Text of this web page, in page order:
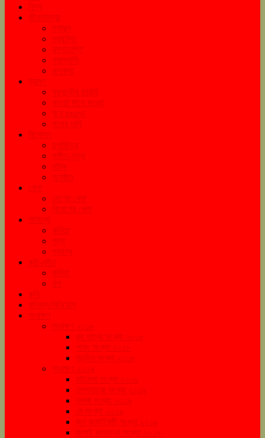
বিশ্ব
জীবনযাত্রা
স্বাস্থ্য
প্রযুক্তি
রসনাতৃপ্তি
গৃহস্থালি
রূপকলা
ভ্রমণ
ঘুরনচন্ডীর ডায়রি
যাওয়া মানে খাওয়া
ঘুরে tourএ
পথের দাবি
বিনোদন
চলচ্চিত্র
সঙ্গীত-নৃত্য
নাটক
অনুষ্ঠান
খেলা
দেশের খেলা
বিদেশের খেলা
সাহিত্য
কবিতা
গদ্য
প্রবন্ধ
কচি-কাঁচা
কবিতা
গল্প
কৃষি
বানিজ্য/বিনিয়োগ
সংরক্ষণ
সংরক্ষণ ২০১৮
রথ যাত্রা সংখ্যা ২০১৮
শারদ সংখ্যা ২০১৮
বড়দিন সংখ্যা ২০১৮
সংরক্ষণ ২০১৯
বইমেলা সংখ্যা ২০১৯
দোলযাত্রা সংখ্যা ২০১৯
নববর্ষ সংখ্যা ২০১৯
মে সংখ্যা ২০১৯
জুন জামাইষষ্ঠী সংখ্যা ২০১৯
জুলাই রথযাত্রা সংখ্যা ২০১৯